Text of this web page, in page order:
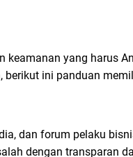
keamanan yang harus
ini panduan
dan forum pelaku
dengan transparan